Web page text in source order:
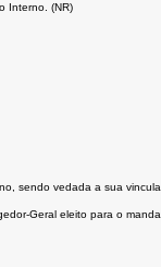
Interno. (NR)
sendo vedada a sua
Geral eleito para o